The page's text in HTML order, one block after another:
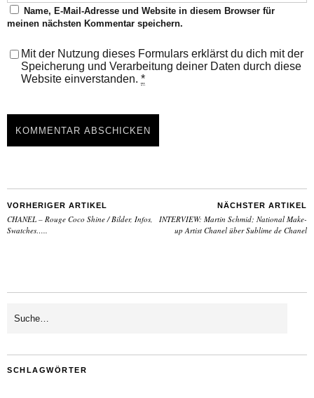
Name, E-Mail-Adresse und Website in diesem Browser für
meinen nächsten Kommentar speichern.
Mit der Nutzung dieses Formulars erklärst du dich mit der
Speicherung und Verarbeitung deiner Daten durch diese
Website einverstanden. *
VORHERIGER ARTIKEL
CHANEL – Rouge Coco Shine / Bilder, Infos,
Swatches…..
NÄCHSTER ARTIKEL
INTERVIEW: Martin Schmid; National Make-
up Artist Chanel über Sublime de Chanel
SCHLAGWÖRTER